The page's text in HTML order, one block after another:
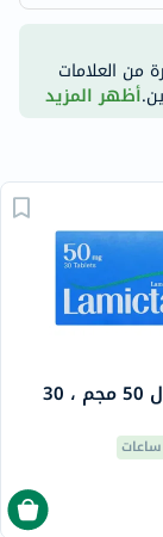
من العلامات
أظهر المزيد
أقراص لاميكتال 50 مجم ، 30